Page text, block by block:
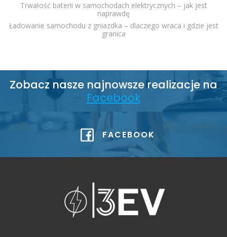
Trwałość baterii w samochodach elektrycznych – jak jest
naprawdę
Ładowanie samochodu z gniazdka – dlaczego wraca i gdzie jest
granica
Zobacz nasze najnowsze realizacje na
Facebook
FACEBOOK